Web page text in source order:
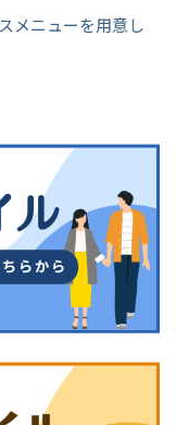
メニューを用意し